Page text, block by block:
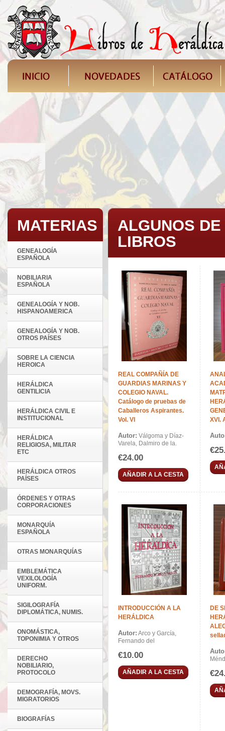
MATERIAS
GENEALOGÍA
ESPAÑOLA
NOBILIARIA
ESPAÑOLA
GENEALOGÍA Y NOB.
HISPANOAMERICA
GENEALOGÍA Y NOB.
OTROS PAÍSES
SOBRE LA CIENCIA
HEROICA
HERÁLDICA
GENTILICIA
HERÁLDICA CIVIL E
INSTITUCIONAL
HERÁLDICA
RELIGIOSA, MILITAR
ETC
HERÁLDICA OTROS
PAÍSES
ÓRDENES Y OTRAS
CORPORACIONES
MONARQUÍA
ESPAÑOLA
OTRAS MONARQUÍAS
EMBLEMÁTICA
VEXILOLOGÍA
UNIFORM.
SIGILOGRAFÍA
DIPLOMÁTICA, NUMIS.
ONOMÁSTICA,
TOPONIMIA Y OTROS
DERECHO
NOBILIARIO,
PROTOCOLO
DEMOGRAFÍA, MOVS.
MIGRATORIOS
BIOGRAFÍAS
ALGUNOS
LIBROS
REAL COMPAÑÍA DE
GUARDIAS MARINAS Y
COLEGIO NAVAL.
Catálogo de pruebas de
Caballeros Aspirantes.
Vol. VI
Autor: Válgoma y Díaz-
Varela, Dalmiro de la.
€24.00
AÑADIR A LA CESTA
XVI.
INTRODUCCIÓN A LA
HERÁLDICA
Autor: Arco y García,
Fernando del
€10.00
AÑADIR A LA CESTA
DE